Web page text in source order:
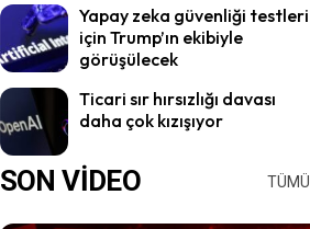
Yapay zeka güvenliği testleri
için Trump’ın ekibiyle
görüşülecek
Ticari sır hırsızlığı davası
daha çok kızışıyor
SON VİDEO TÜMÜ